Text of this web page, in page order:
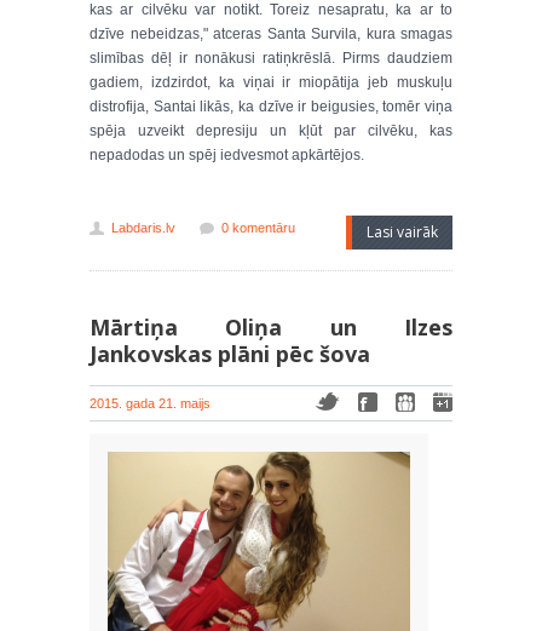
kas ar cilvēku var notikt. Toreiz nesapratu, ka ar to
dzīve nebeidzas," atceras Santa Survila, kura smagas
slimības dēļ ir nonākusi ratiņkrēslā. Pirms daudziem
gadiem, izdzirdot, ka viņai ir miopātija jeb muskuļu
distrofija, Santai likās, ka dzīve ir beigusies, tomēr viņa
spēja uzveikt depresiju un kļūt par cilvēku, kas
nepadodas un spēj iedvesmot apkārtējos.
Labdaris.lv 0 komentāru Lasi vairāk
Mārtiņa Oliņa un Ilzes
Jankovskas plāni pēc šova
2015. gada 21. maijs